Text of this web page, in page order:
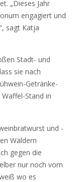
„Dieses Jahr
engagiert und
sagt Katja
Stadt- und
sie nach
Getränke-
Stand in
und -
Wäldern
gegen die
nur noch vom
wo es